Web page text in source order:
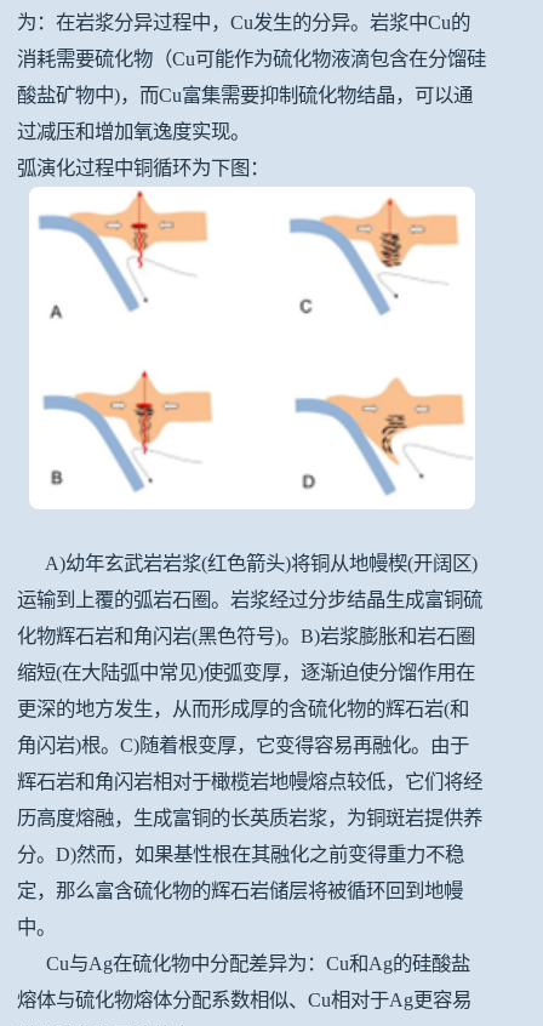
为：在岩浆分异过程中，Cu发生的分异。岩浆中Cu的
消耗需要硫化物（Cu可能作为硫化物液滴包含在分馏硅
酸盐矿物中)，而Cu富集需要抑制硫化物结晶，可以通
过减压和增加氧逸度实现。
弧演化过程中铜循环为下图：
A)幼年玄武岩岩浆(红色箭头)将铜从地幔楔(开阔区)
运输到上覆的弧岩石圈。岩浆经过分步结晶生成富铜硫
化物辉石岩和角闪岩(黑色符号)。B)岩浆膨胀和岩石圈
缩短(在大陆弧中常见)使弧变厚，逐渐迫使分馏作用在
更深的地方发生，从而形成厚的含硫化物的辉石岩(和
角闪岩)根。C)随着根变厚，它变得容易再融化。由于
辉石岩和角闪岩相对于橄榄岩地幔熔点较低，它们将经
历高度熔融，生成富铜的长英质岩浆，为铜斑岩提供养
分。D)然而，如果基性根在其融化之前变得重力不稳
定，那么富含硫化物的辉石岩储层将被循环回到地幔
中。
Cu与Ag在硫化物中分配差异为：Cu和Ag的硅酸盐
熔体与硫化物熔体分配系数相似、Cu相对于Ag更容易